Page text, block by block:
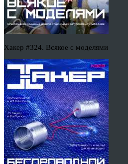
Хакер #324. Всякое с моделями